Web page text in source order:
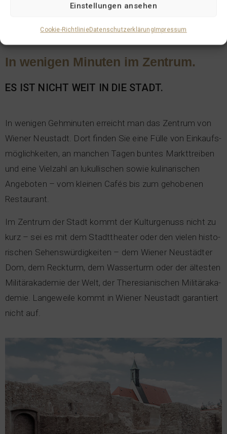
Einstellungen ansehen
Cookie-RichtlinieDaten­schutz­er­klä­rungImpres­sum
In weni­gen Minu­ten im Zen­trum.
ES IST NICHT WEIT IN DIE STADT.
In weni­gen Geh­mi­nu­ten erreicht man das Zen­trum von
Wie­ner Neu­stadt. Dort fin­den Sie eine Fül­le von Ein­kaufs­
mög­lich­kei­ten, an man­chen Tagen bun­tes Markt­trei­ben
und eine Viel­zahl an lukul­li­schen sowie kuli­na­ri­schen
Ange­bo­ten – vom klei­nen Cafés bis zum geho­be­nen
Restau­rant.
Im Zen­trum der Stadt kommt der Kul­tur­ge­nuss nicht zu
kurz – sei es mit dem Stadt­thea­ter oder den vie­len his­to­
ri­schen Sehens­wür­dig­kei­ten – dem Wie­ner Neu­städ­ter
Dom, dem Reck­turm, dem Was­ser­turm oder der ältes­ten
Mili­tär­aka­de­mie der Welt, der The­re­sia­ni­schen Mili­tär­aka­
de­mie. Lan­ge­wei­le kommt in Wie­ner Neu­stadt garan­tiert
nicht auf.